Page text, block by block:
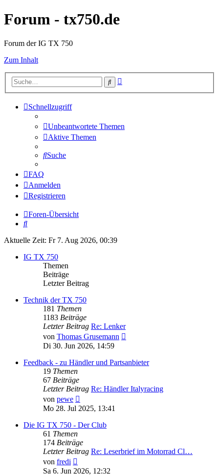
Forum - tx750.de
Forum der IG TX 750
Zum Inhalt
Suche
Schnellzugriff
Unbeantwortete Themen
Aktive Themen
Suche
FAQ
Anmelden
Registrieren
Foren-Übersicht
Suche
Aktuelle Zeit: Fr 7. Aug 2026, 00:39
IG TX 750
Themen
Beiträge
Letzter Beitrag
Technik der TX 750
181 Themen
1183 Beiträge
Letzter Beitrag Re: Lenker
von Thomas Grusemann
Di 30. Jun 2026, 14:59
Feedback - zu Händler und Partsanbieter
19 Themen
67 Beiträge
Letzter Beitrag Re: Händler Italyracing
von pewe
Beitrag
Mo 28. Jul 2025, 13:41
Die IG TX 750 - Der Club
61 Themen
174 Beiträge
Letzter Beitrag Re: Leserbrief im Motorrad Cl…
von fredi
Beitrag
Sa 6. Jun 2026, 12:32